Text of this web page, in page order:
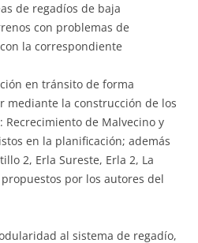
de regadíos de baja
con problemas de
la correspondiente
en tránsito de forma
mediante la construcción de los
Recrecimiento de Malvecino y
en la planificación; además
2, Erla Sureste, Erla 2, La
propuestos por los autores del
al sistema de regadío,